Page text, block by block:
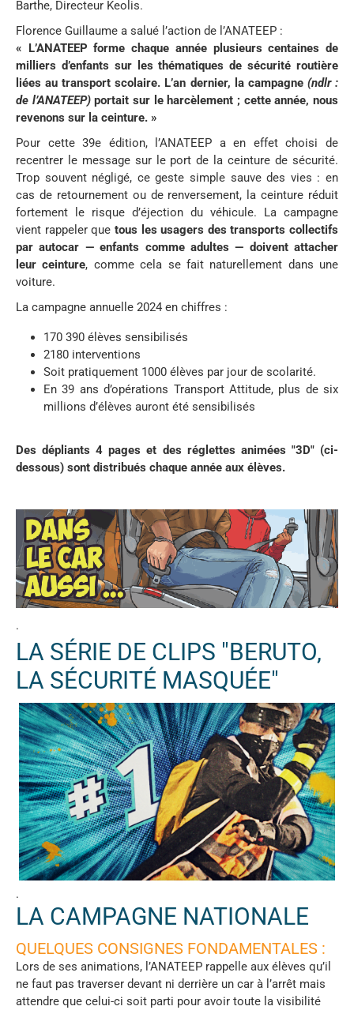
Barthe, Directeur Keolis.
Florence Guillaume a salué l’action de l’ANATEEP :
« L’ANATEEP forme chaque année plusieurs centaines de
milliers d’enfants sur les thématiques de sécurité routière
liées au transport scolaire. L’an dernier, la campagne (ndlr :
de l’ANATEEP)portait sur le harcèlement ; cette année, nous
revenons sur la ceinture. »
Pour cette 39e édition, l’ANATEEP a en effet choisi de
recentrer le message sur le port de la ceinture de sécurité.
Trop souvent négligé, ce geste simple sauve des vies : en
cas de retournement ou de renversement, la ceinture réduit
fortement le risque d’éjection du véhicule. La campagne
vient rappeler que tous les usagers des transports collectifs
par autocar — enfants comme adultes — doivent attacher
leur ceinture, comme cela se fait naturellement dans une
voiture.
La campagne annuelle 2024 en chiffres :
170 390 élèves sensibilisés
2180 interventions
Soit pratiquement 1000 élèves par jour de scolarité.
En 39 ans d’opérations Transport Attitude, plus de six
millions d’élèves auront été sensibilisés
Des dépliants 4 pages et des réglettes animées "3D" (ci-
dessous) sont distribués chaque année aux élèves.
.
LA SÉRIE DE CLIPS "BERUTO,
LA SÉCURITÉ MASQUÉE"
.
LA CAMPAGNE NATIONALE
QUELQUES CONSIGNES FONDAMENTALES :
Lors de ses animations, l’ANATEEP rappelle aux élèves qu’il
ne faut pas traverser devant ni derrière un car à l’arrêt mais
attendre que celui-ci soit parti pour avoir toute la visibilité